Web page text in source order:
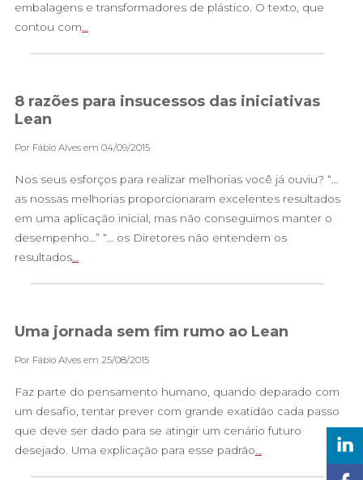
embalagens e transformadores de plástico. O texto, que
contou com
8 razões para insucessos das iniciativas
Lean
Por Fábio Alves em 04/09/2015
Nos seus esforços para realizar melhorias você já ouviu? “…
as nossas melhorias proporcionaram excelentes resultados
em uma aplicação inicial, mas não conseguimos manter o
desempenho…” “… os Diretores não entendem os
resultados…
Uma jornada sem fim rumo ao Lean
Por Fábio Alves em 25/08/2015
Faz parte do pensamento humano, quando deparado com
um desafio, tentar prever com grande exatidão cada passo
que deve ser dado para se atingir um cenário futuro
desejado. Uma explicação para esse padrão